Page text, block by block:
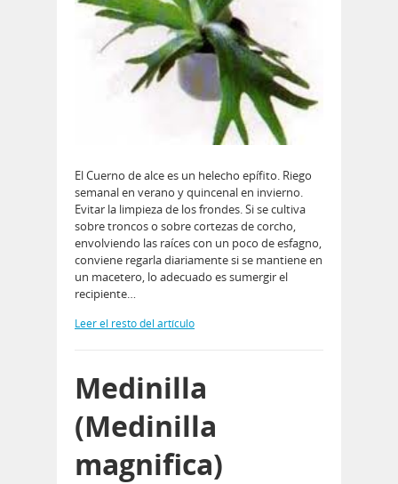
El Cuerno de alce es un helecho epífito. Riego
semanal en verano y quincenal en invierno.
Evitar la limpieza de los frondes. Si se cultiva
sobre troncos o sobre cortezas de corcho,
envolviendo las raíces con un poco de esfagno,
conviene regarla diariamente si se mantiene en
un macetero, lo adecuado es sumergir el
recipiente…
Leer el resto del artículo
Medinilla
(Medinilla
magnifica)